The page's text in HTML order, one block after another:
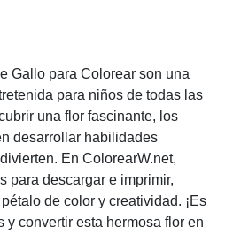
Gallo para Colorear son una
para niños de todas las
una flor fascinante, los
desarrollar habilidades
En ColorearW.net,
para descargar e imprimir,
de color y creatividad. ¡Es
y convertir esta hermosa flor en